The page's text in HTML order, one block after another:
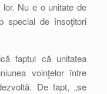
Nu e o unitate de
special de însoţitori
faptul că unitatea
voinţelor între
De fapt, „se